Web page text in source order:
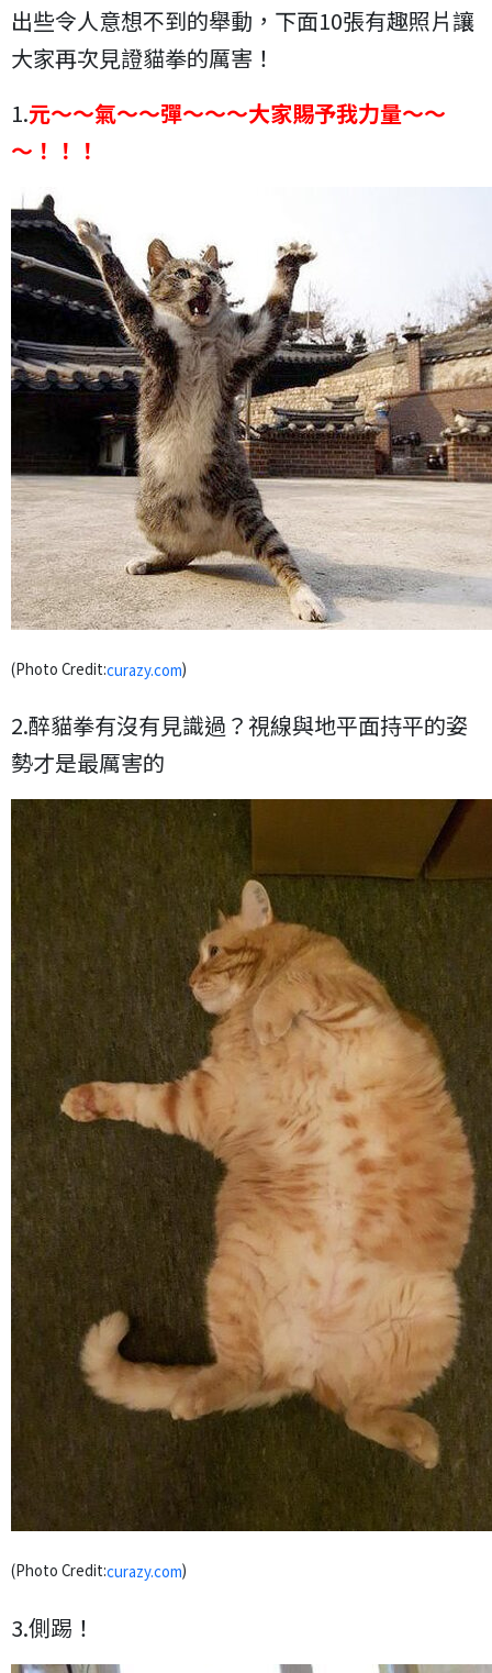
出些令人意想不到的舉動，下面10張有趣照片讓
大家再次見證貓拳的厲害！
1.元～～氣～～彈～～～大家賜予我力量～～
～！！！
(Photo Credit:curazy.com)
2.醉貓拳有沒有見識過？視線與地平面持平的姿
勢才是最厲害的
(Photo Credit:curazy.com)
3.側踢！